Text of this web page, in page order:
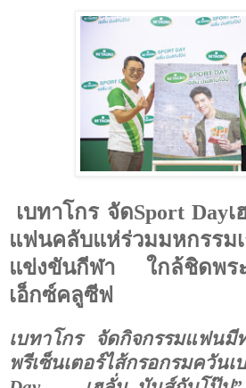
เบทาโกร จัดSport Dayเ
แฟนคลับแห่ร่วมมหกรรม
แข่งขันกีฬา ใกล้ชิดพร
เอ็กซ์คลูซีฟ
เบทาโกร จัดกิจกรรมแฟน
พรีเซ็นเตอร์ไส้กรอกรมควั